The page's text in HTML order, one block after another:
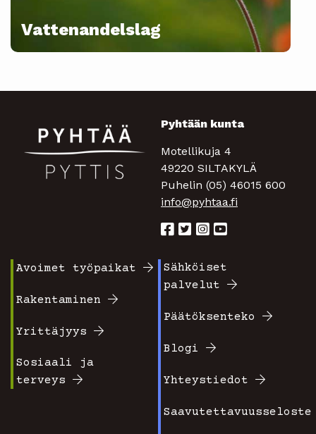
Vattenandelslag
Pyhtään kunta
Motellikuja 4
49220 SILTAKYLÄ
Puhelin (05) 46015 600
info@pyhtaa.fi
valikko
1
Avoimet työpaikat
Rakentaminen
Yrittäjyys
Sosiaali ja
terveys
Footer
2
Sähköiset
palvelut
Päätöksenteko
Blogi
Yhteystiedot
Saavutettavuusseloste